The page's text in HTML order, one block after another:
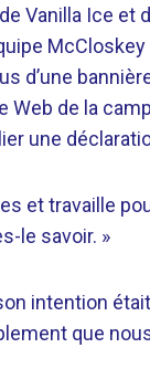
Vanilla Ice et
d’une
Web de la
une
et travaille
le savoir. »
intention
que